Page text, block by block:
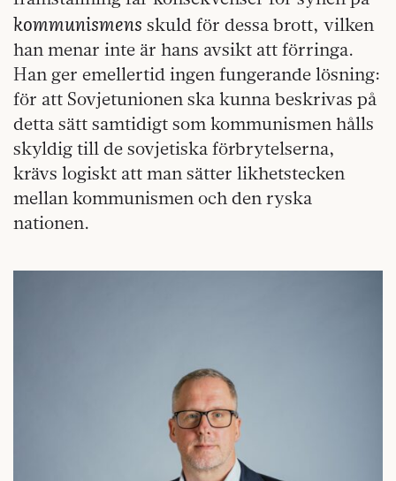
kommunismens skuld för dessa brott, vilken
han menar inte är hans avsikt att förringa.
Han ger emellertid ingen fungerande lösning:
för att Sovjetunionen ska kunna beskrivas på
detta sätt samtidigt som kommunismen hålls
skyldig till de sovjetiska förbrytelserna,
krävs logiskt att man sätter likhetstecken
mellan kommunismen och den ryska
nationen.